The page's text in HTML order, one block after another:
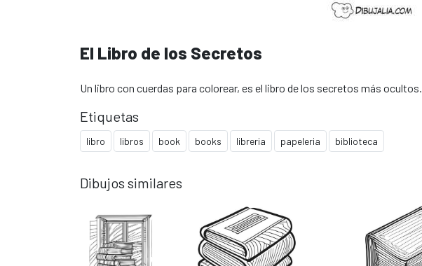
El Libro de los Secretos
Un libro con cuerdas para colorear, es el libro de los secretos más ocultos.
Etiquetas
libro libros book books libreria papeleria biblioteca
Dibujos similares